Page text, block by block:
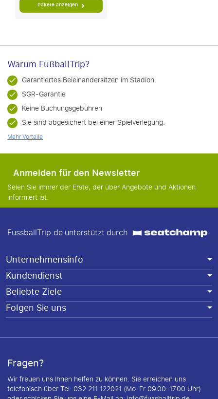
Pakete anzeigen
Warum FußballTrip?
Garantiertes Beieinandersitzen im Stadion.
SGR-Garantie
Keine Buchungsgebühren
Sie sind abgesichert bei einer Spielverlegung.
Mehr Vorteile
Anmelden für den Newsletter
Seien Sie immer der Erste, der über Angebote und Aktionen
informiert ist.
FussballTrip.de unterstützt durch
Unternehmensinfo
Kundendienst
Beliebte Ziele
Folgen Sie uns
Fragen?
Wir freuen uns Ihnen helfen zu können. Sie erreichen uns
telefonisch über Tel: 032 211 122021 (Mo-Fr 09.00-17.00 Uhr)